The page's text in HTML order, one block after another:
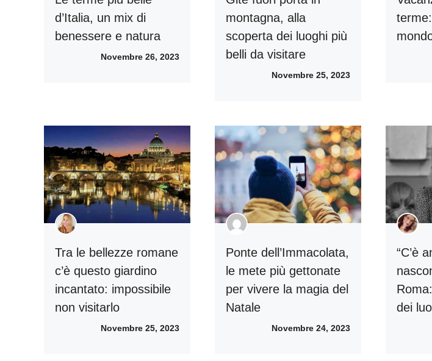
d’Italia, un mix di
benessere e natura
Novembre 26, 2023
montagna, alla
scoperta dei luoghi più
belli da visitare
Novembre 25, 2023
Tra le bellezze romane
c’è questo giardino
incantato: impossibile
non visitarlo
Novembre 25, 2023
Ponte dell’Immacolata,
le mete più gettonate
per vivere la magia del
Natale
Novembre 24, 2023
“C’è
dei